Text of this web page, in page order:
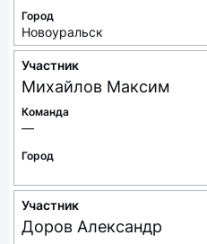
Город
Новоуральск
Участник
Михайлов Максим
Команда
—
Город
Участник
Доров Александр